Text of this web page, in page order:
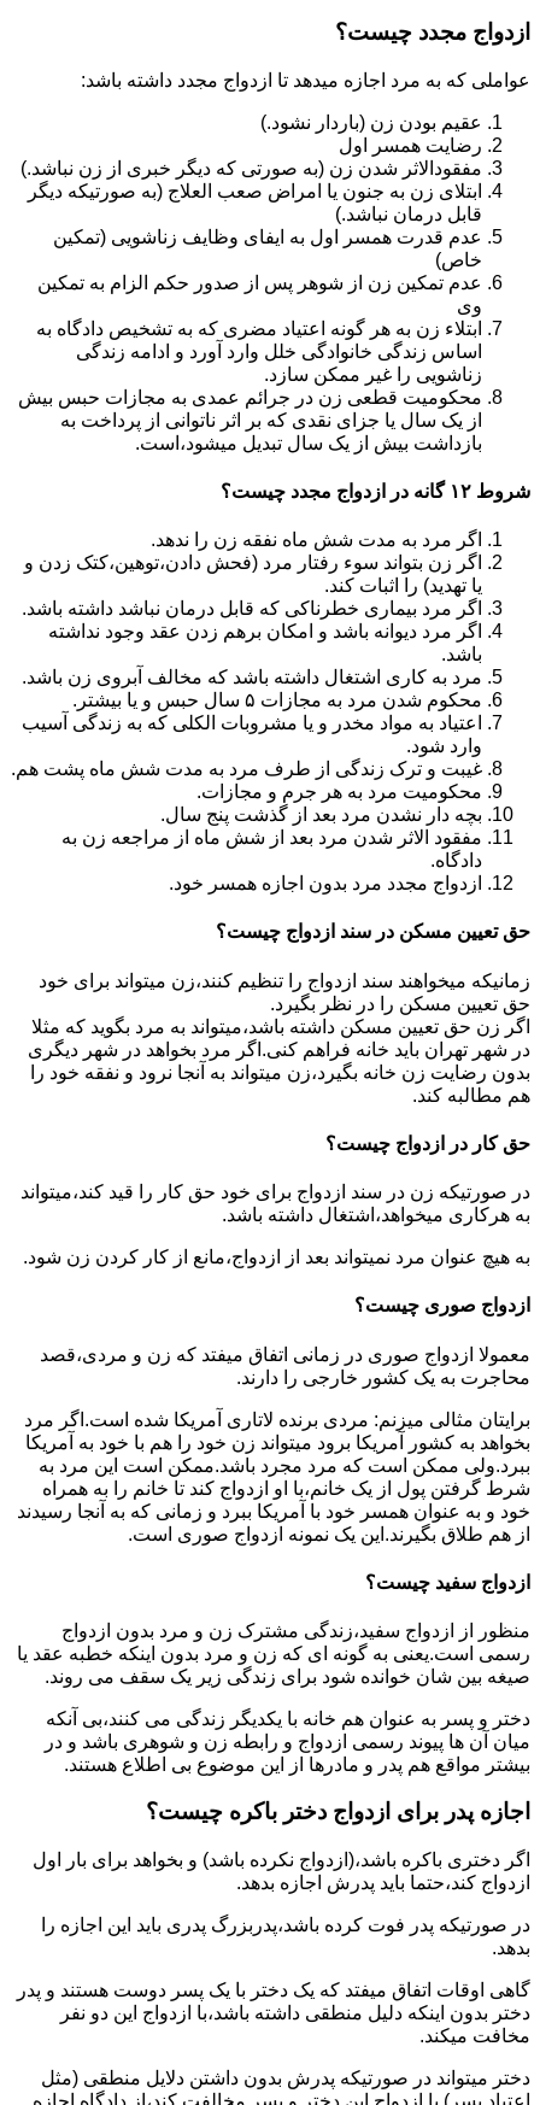
ازدواج مجدد چیست؟
عواملی که به مرد اجازه میدهد تا ازدواج مجدد داشته باشد:
عقیم بودن زن (باردار نشود.)
رضایت همسر اول
مفقودالاثر شدن زن (به صورتی که دیگر خبری از زن نباشد.)
ابتلای زن به جنون یا امراض صعب العلاج (به صورتیکه دیگر
قابل درمان نباشد.)
عدم قدرت همسر اول به ایفای وظایف زناشویی (تمکین
خاص)
عدم تمکین زن از شوهر پس از صدور حکم الزام به تمکین
وی
ابتلاء زن به هر گونه اعتیاد مضری که به تشخیص دادگاه به
اساس زندگی خانوادگی خلل وارد آورد و ادامه زندگی
زناشویی را غیر ممکن سازد.
محکومیت قطعی زن در جرائم عمدی به مجازات حبس بیش
از یک سال یا جزای نقدی که بر اثر ناتوانی از پرداخت به
بازداشت بیش از یک سال تبدیل می‎شود،است.
شروط ۱۲ گانه در ازدواج مجدد چیست؟
اگر مرد به مدت شش ماه نفقه زن را ندهد.
اگر زن بتواند سوء رفتار مرد (فحش دادن،توهین،کتک زدن و
یا تهدید) را اثبات کند.
اگر مرد بیماری خطرناکی که قابل درمان نباشد داشته باشد.
اگر مرد دیوانه باشد و امکان برهم زدن عقد وجود نداشته
باشد.
مرد به کاری اشتغال داشته باشد که مخالف آبروی زن باشد.
محکوم شدن مرد به مجازات ۵ سال حبس و یا بیشتر.
اعتیاد به مواد مخدر و یا مشروبات الکلی که به زندگی آسیب
وارد شود.
غیبت و ترک زندگی از طرف مرد به مدت شش ماه پشت هم.
محکومیت مرد به هر جرم و مجازات.
بچه دار نشدن مرد بعد از گذشت پنج سال.
مفقود الاثر شدن مرد بعد از شش ماه از مراجعه زن به
دادگاه.
ازدواج مجدد مرد بدون اجازه همسر خود.
حق تعیین مسکن در سند ازدواج چیست؟
زمانیکه میخواهند سند ازدواج را تنظیم کنند،زن میتواند برای خود
حق تعیین مسکن را در نظر بگیرد.
اگر زن حق تعیین مسکن داشته باشد،میتواند به مرد بگوید که مثلا
در شهر تهران باید خانه فراهم کنی.اگر مرد بخواهد در شهر دیگری
بدون رضایت زن خانه بگیرد،زن میتواند به آنجا نرود و نفقه خود را
هم مطالبه کند.
حق کار در ازدواج چیست؟
در صورتیکه زن در سند ازدواج برای خود حق کار را قید کند،میتواند
به هرکاری میخواهد،اشتغال داشته باشد.
به هیچ عنوان مرد نمیتواند بعد از ازدواج،مانع از کار کردن زن شود.
ازدواج صوری چیست؟
معمولا ازدواج صوری در زمانی اتفاق میفتد که زن و مردی،قصد
محاجرت به یک کشور خارجی را دارند.
برایتان مثالی میزنم: مردی برنده لاتاری آمریکا شده است.اگر مرد
بخواهد به کشور آمریکا برود میتواند زن خود را هم با خود به آمریکا
ببرد.ولی ممکن است که مرد مجرد باشد.ممکن است این مرد به
شرط گرفتن پول از یک خانم،با او ازدواج کند تا خانم را به همراه
خود و به عنوان همسر خود با آمریکا ببرد و زمانی که به آنجا رسیدند
از هم طلاق بگیرند.این یک نمونه ازدواج صوری است.
ازدواج سفید چیست؟
منظور از ازدواج سفید،زندگی مشترک زن و مرد بدون ازدواج
رسمی است.یعنی به گونه ای که زن و مرد بدون اینکه خطبه عقد یا
صیغه بین شان خوانده شود برای زندگی زیر یک سقف می روند.
دختر و پسر به عنوان هم خانه با یکدیگر زندگی می کنند،بی آنکه
میان آن ها پیوند رسمی ازدواج و رابطه زن و شوهری باشد و در
بیشتر مواقع هم پدر و مادرها از این موضوع بی اطلاع هستند.
اجازه پدر برای ازدواج دختر باکره چیست؟
اگر دختری باکره باشد،(ازدواج نکرده باشد) و بخواهد برای بار اول
ازدواج کند،حتما باید پدرش اجازه بدهد.
در صورتیکه پدر فوت کرده باشد،پدربزرگ پدری باید این اجازه را
بدهد.
گاهی اوقات اتفاق میفتد که یک دختر با یک پسر دوست هستند و پدر
دختر بدون اینکه دلیل منطقی داشته باشد،با ازدواج این دو نفر
مخافت میکند.
دختر میتواند در صورتیکه پدرش بدون داشتن دلایل منطقی (مثل
اعتیاد پسر) با ازدواج این دختر و پسر مخالفت کند،از دادگاه اجازه